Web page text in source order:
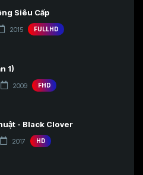
Siêu Cấp
2015 FULLHD
1)
2009 FHD
- Black Clover
2017 HD